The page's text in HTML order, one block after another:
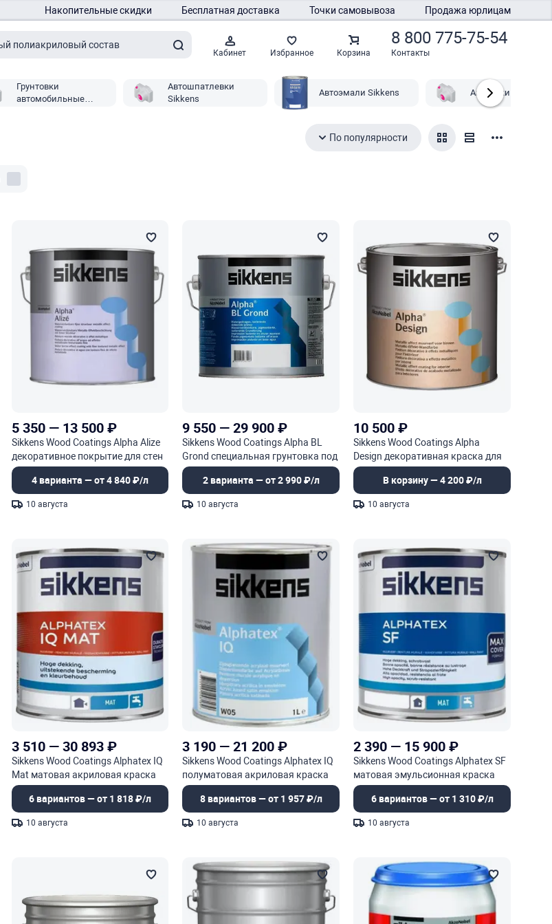
Накопительные скидки Бесплатная доставка Точки самовывоза Продажа юрлицам
Кабинет Избранное Корзина
8 800 775-75-54
Контакты
Грунтовки
автомобильные
Автошпатлевки
Sikkens
Автоэмали Sikkens Автолаки Sikkens
По популярности
5 350 — 13 500 ₽
Sikkens Wood Coatings Alpha Alize
декоративное покрытие для стен
с металлизированным эффектом
4 варианта — от 4 840 ₽/л
10 августа
9 550 —29 900₽
Sikkens Wood Coatings Alpha BL
Grond специальная грунтовка под
декоративную краску Alpha Tacto
2 варианта — от 2 990 ₽/л
10 августа
10 500₽
Sikkens Wood Coatings Alpha
Design декоративная краска для
стен с перламутровым эффектом
В корзину — 4 200 ₽/л
10 августа
3 510 — 30 893 ₽
Sikkens Wood Coatings Alphatex IQ
Mat матовая акриловая краска
для минеральных оснований
6 вариантов — от 1 818 ₽/л
10 августа
3 190 —21 200₽
Sikkens Wood Coatings Alphatex IQ
полуматовая акриловая краска
для минеральных оснований
8 вариантов — от 1 957 ₽/л
10 августа
2 390 — 15 900₽
Sikkens Wood Coatings Alphatex SF
матовая эмульсионная краска
для минеральных поверхностей
6 вариантов — от 1 310 ₽/л
10 августа